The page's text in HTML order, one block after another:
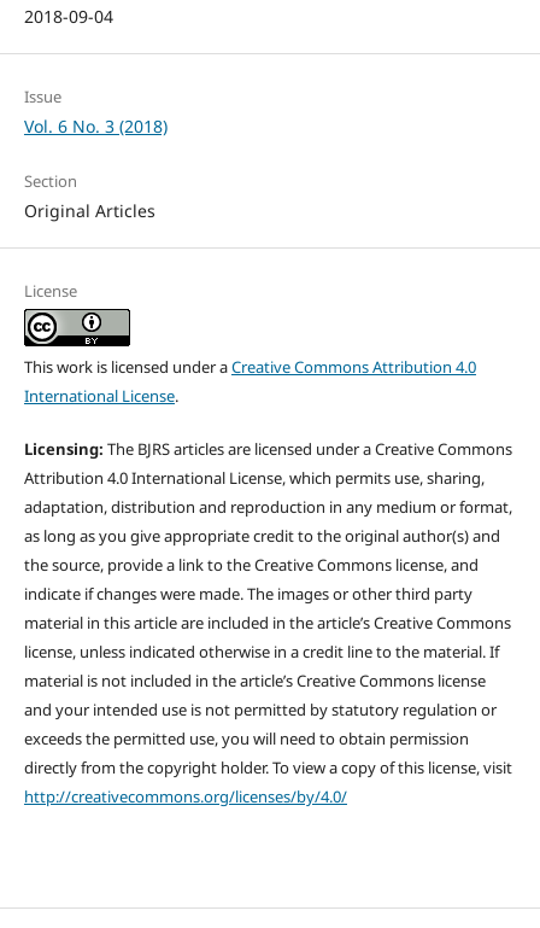
2018-09-04
Issue
Vol. 6 No. 3 (2018)
Section
Original Articles
License
This work is licensed under aCreative Commons Attribution 4.0
International License.
Licensing: The BJRS articles are licensed under a Creative Commons
Attribution 4.0 International License, which permits use, sharing,
adaptation, distribution and reproduction in any medium or format,
as long as you give appropriate credit to the original author(s) and
the source, provide a link to the Creative Commons license, and
indicate if changes were made. The images or other third party
material in this article are included in the article’s Creative Commons
license, unless indicated otherwise in a credit line to the material. If
material is not included in the article’s Creative Commons license
and your intended use is not permitted by statutory regulation or
exceeds the permitted use, you will need to obtain permission
directly from the copyright holder. To view a copy of this license, visit
http://creativecommons.org/licenses/by/4.0/